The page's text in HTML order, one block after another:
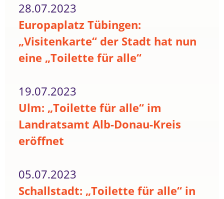
28.07.2023
Europaplatz Tübingen:
„Visitenkarte“ der Stadt hat nun
eine „Toilette für alle“
19.07.2023
Ulm: „Toilette für alle“ im
Landratsamt Alb-Donau-Kreis
eröffnet
05.07.2023
Schallstadt: „Toilette für alle“ in